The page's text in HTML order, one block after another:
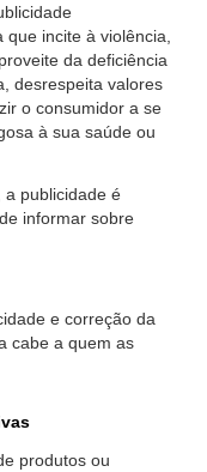
incite à violência,
da deficiência
desrespeita valores
o consumidor a se
à sua saúde ou
a publicidade é
informar sobre
e correção da
cabe a quem as
produtos ou